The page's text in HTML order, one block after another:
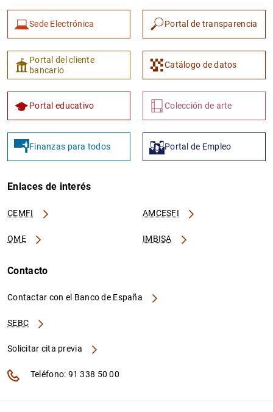
1 2
Sede Electrónica Portal de transparencia
Portal del cliente
bancario
Catálogo de datos
Portal educativo Colección de arte
Finanzas para todos Portal de Empleo
Enlaces de interés
CEMFI AMCESFI
OME IMBISA
Contacto
Contactar con el Banco de España
SEBC
Solicitar cita previa
Teléfono: 91 338 50 00